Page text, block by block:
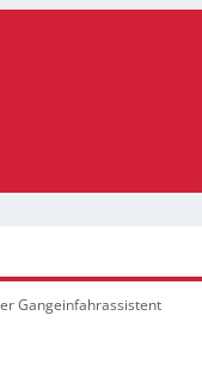
Gangeinfahrassistent